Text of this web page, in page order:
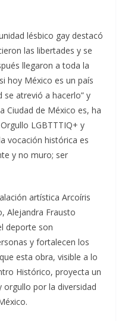
lésbico gay destacó
las libertades y se
llegaron a toda la
hoy México es un país
se atrevió a hacerlo” y
Ciudad de México es, ha
LGBTTTIQ+ y
vocación histórica es
y no muro; ser
artística Arcoíris
Alejandra Frausto
deporte son
y fortalecen los
esta obra, visible a lo
Histórico, proyecta un
por la diversidad